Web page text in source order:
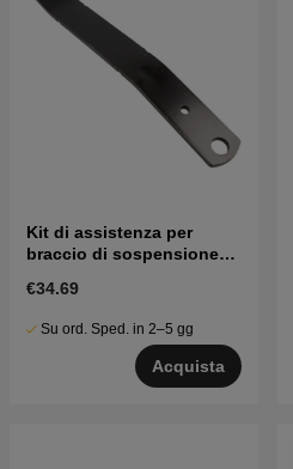
Kit di assistenza per
braccio di sospensione
€34.69
Su ord. Sped. in 2–5 gg
Acquista